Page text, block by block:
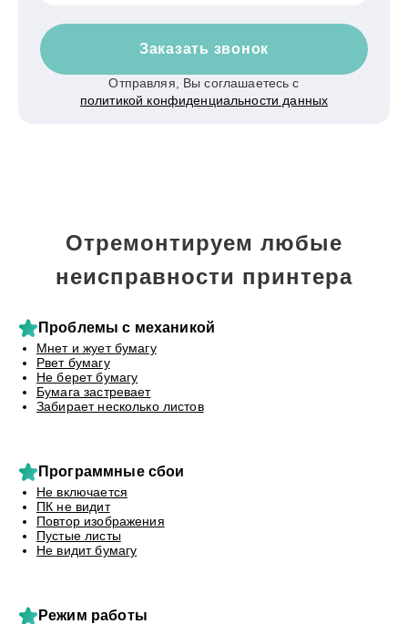
Заказать звонок
Отправляя, Вы соглашаетесь с
политикой конфиденциальности данных
Отремонтируем любые
неисправности принтера
Проблемы с механикой
Мнет и жует бумагу
Рвет бумагу
Не берет бумагу
Бумага застревает
Забирает несколько листов
Программные сбои
Не включается
ПК не видит
Повтор изображения
Пустые листы
Не видит бумагу
Режим работы